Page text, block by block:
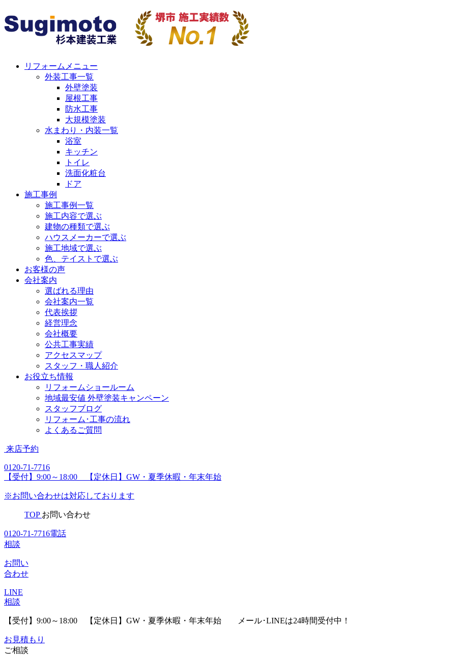
リフォームメニュー
外装工事一覧
外壁塗装
屋根工事
防水工事
大規模塗装
水まわり・内装一覧
浴室
キッチン
トイレ
洗面化粧台
ドア
施工事例
施工事例一覧
施工内容で選ぶ
建物の種類で選ぶ
ハウスメーカーで選ぶ
施工地域で選ぶ
色、テイストで選ぶ
お客様の声
会社案内
選ばれる理由
会社案内一覧
代表挨拶
経営理念
会社概要
公共工事実績
アクセスマップ
スタッフ・職人紹介
お役立ち情報
リフォームショールーム
地域最安値 外壁塗装キャンペーン
スタッフブログ
リフォーム･工事の流れ
よくあるご質問
来店予約
0120-71-7716
【受付】9:00～18:00 【定休日】GW・夏季休暇・年末年始
※お問い合わせは対応しております
TOP お問い合わせ
0120-71-7716電話
相談
お問い
合わせ
LINE
相談
【受付】9:00～18:00 【定休日】GW・夏季休暇・年末年始 メール･LINEは24時間受付中！
お見積もり
ご相談